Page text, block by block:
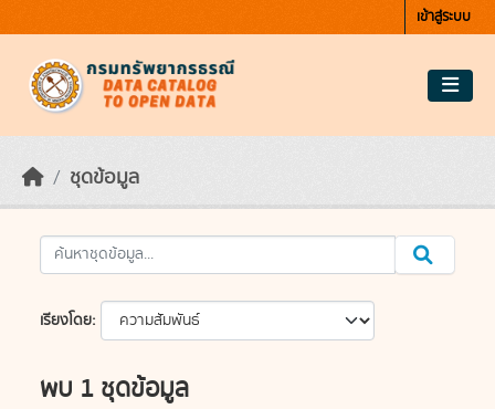
เข้าสู่ระบบ
ชุดข้อมูล
เรียงโดย
พบ 1 ชุดข้อมูล